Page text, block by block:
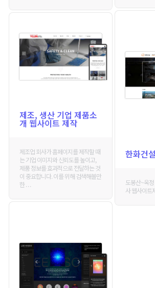
한화건설
도봉산~옥
사 웹사이트
제조, 생산 기업 제품소
개 웹사이트 제작
제조업 회사가 홈페이지를 제작할 때
는 기업 이미지와 신뢰도를 높이고,
제품 정보를 효과적으로 전달하는 것
이 중요합니다. 이를 위해 검색해볼만
한 . . .